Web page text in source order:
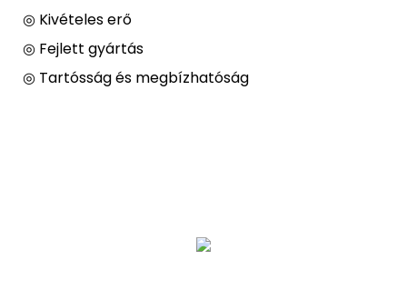
◎ Kivételes erő
◎ Fejlett gyártás
◎ Tartósság és megbízhatóság